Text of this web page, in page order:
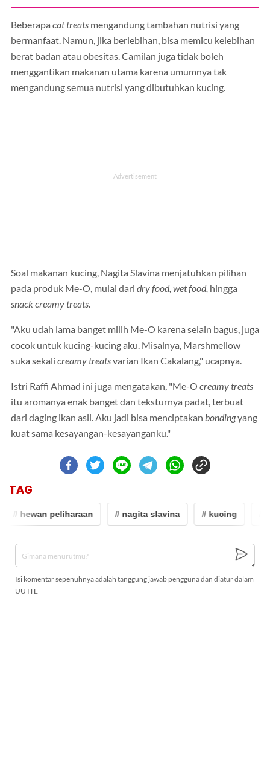
Beberapa cat treats mengandung tambahan nutrisi yang
bermanfaat. Namun, jika berlebihan, bisa memicu kelebihan
berat badan atau obesitas. Camilan juga tidak boleh
menggantikan makanan utama karena umumnya tak
mengandung semua nutrisi yang dibutuhkan kucing.
Soal makanan kucing, Nagita Slavina menjatuhkan pilihan
pada produk Me-O, mulai dari dry food, wet food, hingga
snack creamy treats.
"Aku udah lama banget milih Me-O karena selain bagus, juga
cocok untuk kucing-kucing aku. Misalnya, Marshmellow
suka sekali creamy treatsvarian Ikan Cakalang," ucapnya.
Istri Raffi Ahmad ini juga mengatakan, "Me-O creamy treats
itu aromanya enak banget dan teksturnya padat, terbuat
dari daging ikan asli. Aku jadi bisa menciptakan bondingyang
kuat sama kesayangan-kesayanganku."
TAG
# hewan peliharaan # nagita slavina # kucing
Isi komentar sepenuhnya adalah tanggung jawab pengguna dan diatur dalam
UU ITE